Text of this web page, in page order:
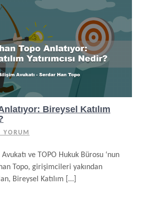
Bireysel Katılım
YORUM
ve TOPO Hukuk Bürosu ‘nun
Topo, girişimcileri yakından
Bireysel Katılım […]